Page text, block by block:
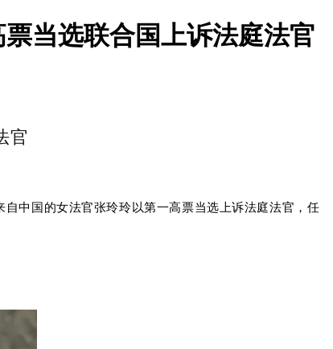
当选联合国上诉法庭法官
官
中国的女法官张玲玲以第一高票当选上诉法庭法官，任